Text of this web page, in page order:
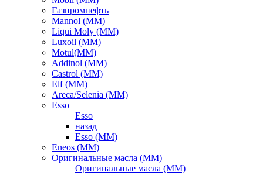
Газпромнефть
Mannol (ММ)
Liqui Moly (ММ)
Luxoil (ММ)
Motul(ММ)
Addinol (ММ)
Castrol (ММ)
Elf (ММ)
Areca/Selenia (ММ)
Esso
Esso
назад
Esso (ММ)
Eneos (ММ)
Оригинальные масла (ММ)
Оригинальные масла (ММ)